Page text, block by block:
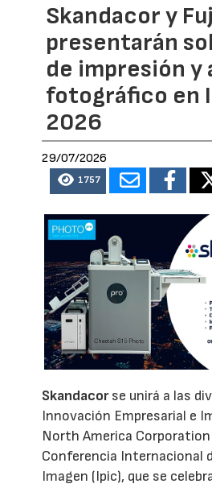
Skandacor y
presentarán
de impresión y
fotográfico en
2026
29/07/2026
1757
Skandacorse unirá a las
Innovación Empresarial e
North America
Conferencia Internacional
Imagen (Ipic), que se